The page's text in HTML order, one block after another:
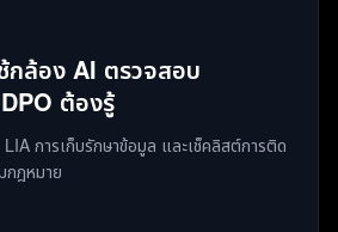
กล้อง AI ตรวจสอบ
ต้องรู้
การเก็บรักษาข้อมูล และเช็คลิสต์การติด
กฎหมาย